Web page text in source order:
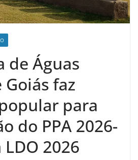
de Águas
faz
para
do PPA 2026-
2026